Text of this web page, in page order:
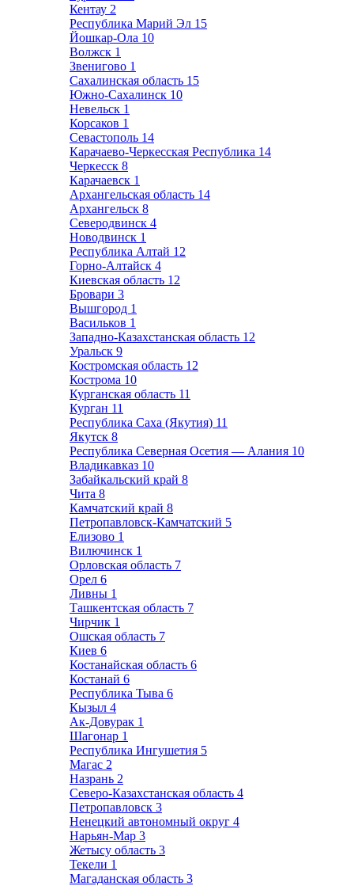
Кентау 2
Республика Марий Эл 15
Йошкар-Ола 10
Волжск 1
Звенигово 1
Сахалинская область 15
Южно-Сахалинск 10
Невельск 1
Корсаков 1
Севастополь 14
Карачаево-Черкесская Республика 14
Черкесск 8
Карачаевск 1
Архангельская область 14
Архангельск 8
Северодвинск 4
Новодвинск 1
Республика Алтай 12
Горно-Алтайск 4
Киевская область 12
Бровари 3
Вышгород 1
Васильков 1
Западно-Казахстанская область 12
Уральск 9
Костромская область 12
Кострома 10
Курганская область 11
Курган 11
Республика Саха (Якутия) 11
Якутск 8
Республика Северная Осетия — Алания 10
Владикавказ 10
Забайкальский край 8
Чита 8
Камчатский край 8
Петропавловск-Камчатский 5
Елизово 1
Вилючинск 1
Орловская область 7
Орел 6
Ливны 1
Ташкентская область 7
Чирчик 1
Ошская область 7
Киев 6
Костанайская область 6
Костанай 6
Республика Тыва 6
Кызыл 4
Ак-Довурак 1
Шагонар 1
Республика Ингушетия 5
Магас 2
Назрань 2
Северо-Казахстанская область 4
Петропавловск 3
Ненецкий автономный округ 4
Нарьян-Мар 3
Жетысу область 3
Текели 1
Магаданская область 3